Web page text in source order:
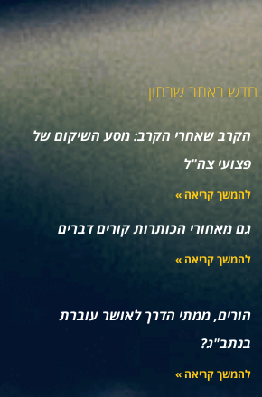
חדש באתר שבתון
הקרב שאחרי הקרב: מסע השיקום של
פצועי צה"ל
להמשך קריאה »
גם מאחורי הכותרות קורים דברים
להמשך קריאה »
הורים, ממתי הדרך לאושר עוברת
בנתב"ג?
להמשך קריאה »